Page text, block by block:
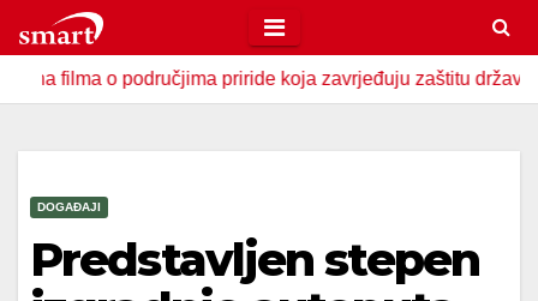
to
contento područjima priride koja zavrjeđuju zaštitu države U
DOGAĐAJI
Predstavljen stepen